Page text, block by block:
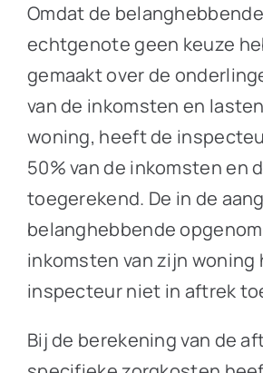
Omdat de
echtgenote geen keuze
gemaakt over de
van de inkomsten en
woning, heeft de
50% van de inkomsten en
toegerekend. De in de
belanghebbende
inkomsten van zijn woning
inspecteur niet in aftrek
Bij de berekening van de